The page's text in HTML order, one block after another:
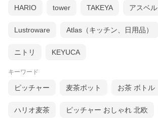
HARIO tower TAKEYA アスベル
Lustroware Atlas（キッチン、日用品）
ニトリ KEYUCA
キーワード
ピッチャー 麦茶ポット お茶 ボトル
ハリオ麦茶 ピッチャー おしゃれ 北欧